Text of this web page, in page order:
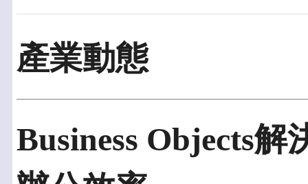
產業動態
Business Objects